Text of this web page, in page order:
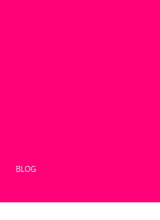
BLOG